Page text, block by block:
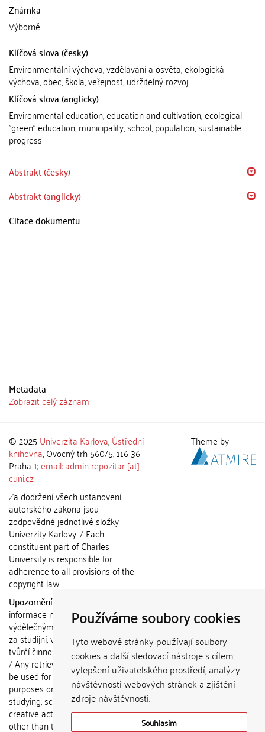
Používáme soubory cookies
Tyto webové stránky používají soubory
cookies a další sledovací nástroje s cílem
vylepšení uživatelského prostředí, analýzy
návštěvnosti webových stránek a zjištění
zdroje návštěvnosti.
Souhlasím
Známka
Výborně
Klíčová slova (česky)
Environmentální výchova, vzdělávání a osvěta, ekologická
výchova, obec, škola, veřejnost, udržitelný rozvoj
Klíčová slova (anglicky)
Environmental education, education and cultivation, ecological
"green" education, municipality, school, population, sustainable
progress
Abstrakt (česky)
Abstrakt (anglicky)
Citace dokumentu
Metadata
Zobrazit celý záznam
© 2025 Univerzita Karlova,Ústřední
knihovna, Ovocný trh 560/5, 116 36
Praha 1;email: admin-repozitar [at]
cuni.cz
Za dodržení všech ustanovení
autorského zákona jsou
zodpovědné jednotlivé složky
Univerzity Karlovy. / Each
constituent part of Charles
University is responsible for
adherence to all provisions of the
copyright law.
Upozornění / Notice:
informace nemohou být použity k
výdělečným účelům nebo vydávány
za studijní, vědeckou nebo jinou
tvůrčí činnost jiné osoby než autora.
/ Any retrieved information shall not
be used for any commercial
purposes or claimed as results of
studying, scientific or any other
creative activities of any person
other than the author.
Theme by